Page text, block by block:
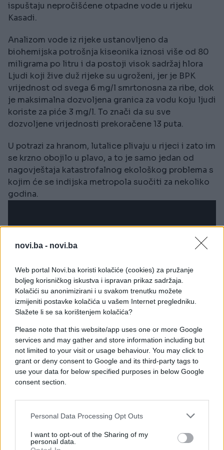
novi.ba - novi.ba
Web portal Novi.ba koristi kolačiće (cookies) za pružanje
boljeg korisničkog iskustva i ispravan prikaz sadržaja.
Kolačići su anonimizirani i u svakom trenutku možete
izmijeniti postavke kolačića u vašem Internet pregledniku.
Slažete li se sa korištenjem kolačića?
Please note that this website/app uses one or more Google
services and may gather and store information including but
not limited to your visit or usage behaviour. You may click to
grant or deny consent to Google and its third-party tags to
use your data for below specified purposes in below Google
consent section.
Personal Data Processing Opt Outs
I want to opt-out of the Sharing of my
personal data.
ispuštaju nepročišćene otpadne vode u rijeku
Kasadi.
Analizom vode iz rijeke ustanovljeno da
biohemijska potrošnja kiseonika iznosi više od 80
miligrama po litru i da postoji visok sadržaj hlora
Ljudi koji žive duž rijeke su ugroženi, jer je BPK
vrijednost od svega 6 mg/l smrtonosna za ribe, dok
je maksimalna dozvoljena granica za vodu koju ljudi
koriste za piće 3 mg/l. To znači da su sve
dozvoljene vrijednosti prekoračene 13 puta.
U potrazi za hranom, lutalice plivaju u rijeci i zato im
se krzno obojilo u plavo, a to je samo jedan od
nagovještaja katastrofalnog ekološkog problema s
kojim će se indijska metropola suočiti za nekoliko
godina.